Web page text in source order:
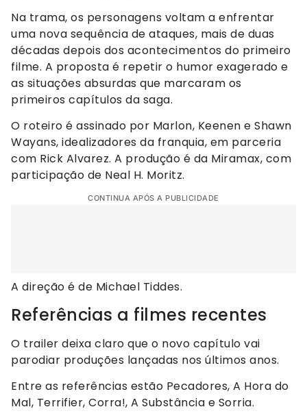
Na trama, os personagens voltam a enfrentar
uma nova sequência de ataques, mais de duas
décadas depois dos acontecimentos do primeiro
filme. A proposta é repetir o humor exagerado e
as situações absurdas que marcaram os
primeiros capítulos da saga.
O roteiro é assinado por Marlon, Keenen e Shawn
Wayans, idealizadores da franquia, em parceria
com Rick Alvarez. A produção é da Miramax, com
participação de Neal H. Moritz.
CONTINUA APÓS A PUBLICIDADE
A direção é de Michael Tiddes.
Referências a filmes recentes
O trailer deixa claro que o novo capítulo vai
parodiar produções lançadas nos últimos anos.
Entre as referências estão Pecadores, A Hora do
Mal, Terrifier, Corra!, A Substância e Sorria.